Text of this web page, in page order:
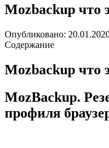
Mozbackup что
Опубликовано:
Содержание
Mozbackup что
MozBackup.
профиля